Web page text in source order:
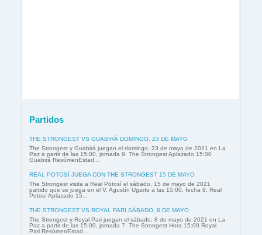
Partidos
THE STRONGEST VS GUABIRÁ DOMINGO, 23 DE MAYO
The Strongest y Guabirá juegan el domingo, 23 de mayo de 2021 en La
Paz a partir de las 15:00, jornada 9. The Strongest Aplazado 15:00
Guabirá ResúmenEstad...
REAL POTOSÍ JUEGA CON THE STRONGEST 15 DE MAYO
The Strongest visita a Real Potosí el sábado, 15 de mayo de 2021
partido que se juega en el V. Agustín Ugarte a las 15:00, fecha 8. Real
Potosí Aplazado 15...
THE STRONGEST VS ROYAL PARI SÁBADO, 8 DE MAYO
The Strongest y Royal Pari juegan el sábado, 8 de mayo de 2021 en La
Paz a partir de las 15:00, jornada 7. The Strongest Hora 15:00 Royal
Pari ResúmenEstad...